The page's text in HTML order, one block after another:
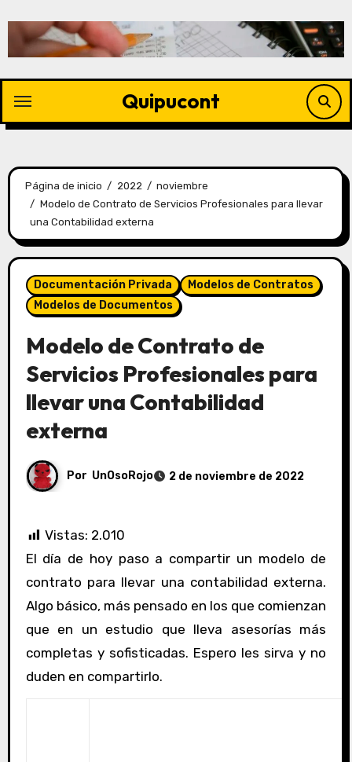
Quipucont
Página de inicio 2022
noviembre
Modelo de Contrato de Servicios Profesionales para llevar
una Contabilidad externa
Documentación Privada
Modelos de Contratos
Modelos de Documentos
Modelo de Contrato de
Servicios Profesionales para
llevar una Contabilidad
externa
Por UnOsoRojo 2 de noviembre de 2022
Vistas: 2.010
El día de hoy paso a compartir un modelo de
contrato para llevar una contabilidad externa.
Algo básico, más pensado en los que comienzan
que en un estudio que lleva asesorías más
completas y sofisticadas. Espero les sirva y no
duden en compartirlo.